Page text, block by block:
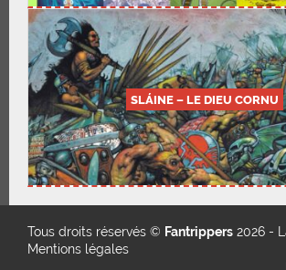
SLÁINE – LE DIEU CORNU
Tous droits réservés © Fantrippers 2026 -
Mentions légales